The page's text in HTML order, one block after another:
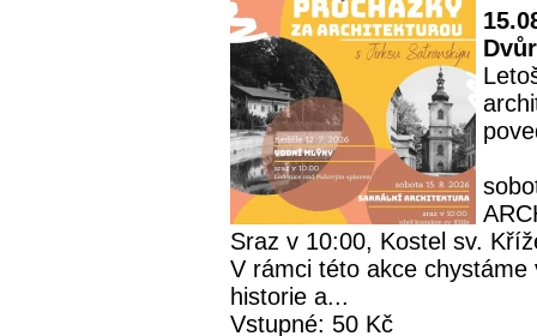
Sraz v 10:00, Kostel sv.
V rámci této akce
historie a...
Vstupné: 50 Kč